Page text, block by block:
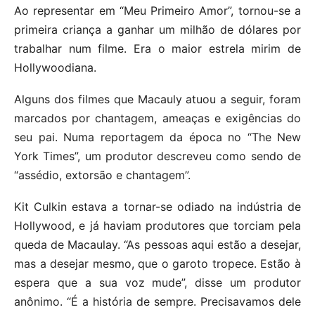
Ao representar em “Meu Primeiro Amor”, tornou-se a
primeira criança a ganhar um milhão de dólares por
trabalhar num filme. Era o maior estrela mirim de
Hollywoodiana.
Alguns dos filmes que Macauly atuou a seguir, foram
marcados por chantagem, ameaças e exigências do
seu pai. Numa reportagem da época no “The New
York Times”, um produtor descreveu como sendo de
“assédio, extorsão e chantagem”.
Kit Culkin estava a tornar-se odiado na indústria de
Hollywood, e já haviam produtores que torciam pela
queda de Macaulay. “As pessoas aqui estão a desejar,
mas a desejar mesmo, que o garoto tropece. Estão à
espera que a sua voz mude”, disse um produtor
anônimo. “É a história de sempre. Precisavamos dele